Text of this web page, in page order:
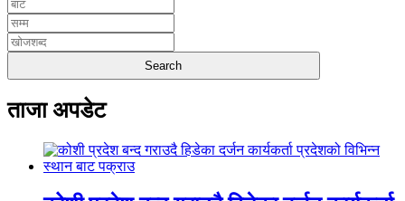
ताजा अपडेट